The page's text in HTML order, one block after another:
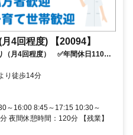
4回程度) 【20094】
（月4回程度） ✅年間休日110
単身寮あり ✅24時間 託児所あ
格をお持ちの方
より徒歩14分
～16:00 8:45～17:15 10:30～
夜間休憩時間：120分 【残業】